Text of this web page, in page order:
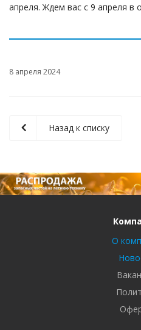
апреля. Ждем вас с 9 апреля
8 апреля 2024
Назад к списку
О